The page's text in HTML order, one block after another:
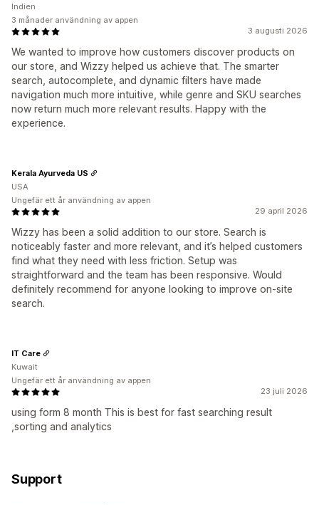
3 augusti 2026
We wanted to improve how customers discover products on
our store, and Wizzy helped us achieve that. The smarter
search, autocomplete, and dynamic filters have made
navigation much more intuitive, while genre and SKU searches
now return much more relevant results. Happy with the
experience.
Indien
3 månader användning av appen
29 april 2026
Wizzy has been a solid addition to our store. Search is
noticeably faster and more relevant, and it’s helped customers
find what they need with less friction. Setup was
straightforward and the team has been responsive. Would
definitely recommend for anyone looking to improve on-site
search.
Kerala Ayurveda US
USA
Ungefär ett år användning av appen
23 juli 2026
using form 8 month This is best for fast searching result
,sorting and analytics
IT Care
Kuwait
Ungefär ett år användning av appen
Support